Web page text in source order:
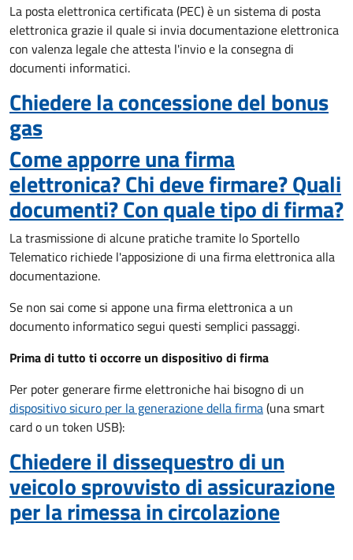
La posta elettronica certificata (PEC) è un sistema di posta
elettronica grazie il quale si invia documentazione elettronica
con valenza legale che attesta l'invio e la consegna di
documenti informatici.
Chiedere la concessione del bonus
gas
Come apporre una firma
elettronica? Chi deve firmare? Quali
documenti? Con quale tipo di firma?
La trasmissione di alcune pratiche tramite lo Sportello
Telematico richiede l'apposizione di una firma elettronica alla
documentazione.
Se non sai come si appone una firma elettronica a un
documento informatico segui questi semplici passaggi.
Prima di tutto ti occorre un dispositivo di firma
Per poter generare firme elettroniche hai bisogno di un
dispositivo sicuro per la generazione della firma(una smart
card o un token USB):
Chiedere il dissequestro di un
veicolo sprovvisto di assicurazione
per la rimessa in circolazione